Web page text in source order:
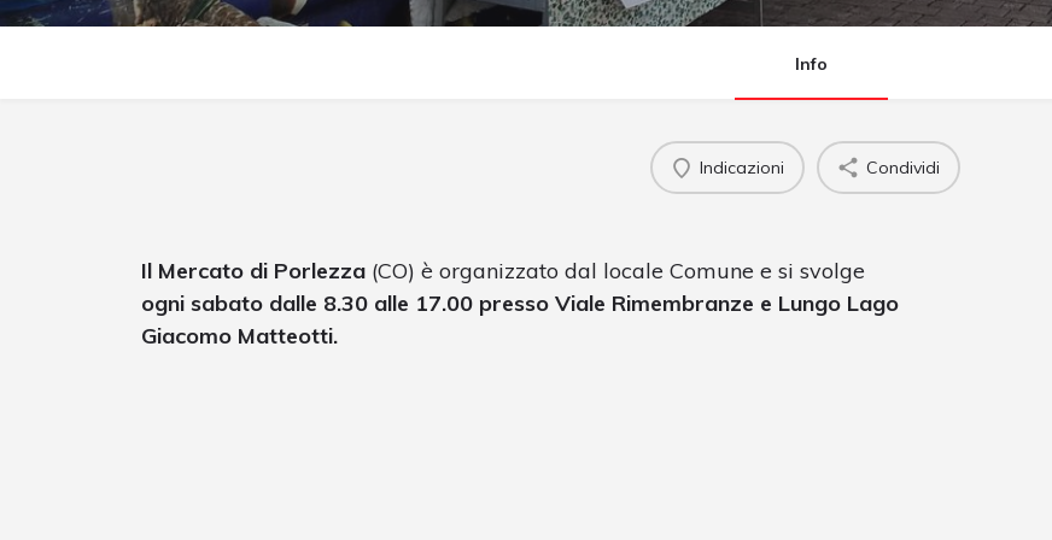
Info
Indicazioni Condividi
Il Mercato di Porlezza (CO) è organizzato dal locale Comune e si svolge
ogni sabato dalle 8.30 alle 17.00 presso Viale Rimembranze e Lungo Lago
Giacomo Matteotti.